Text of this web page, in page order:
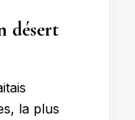
désert
la plus